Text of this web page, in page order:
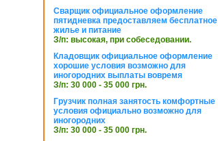
Сварщик официальное оформление
пятидневка предоставляем бесплатное
жилье и питание
З/п: высокая, при собеседовании.
Кладовщик официальное оформление
хорошие условия возможно для
иногородних выплаты вовремя
З/п: 30 000 - 35 000 грн.
Грузчик полная занятость комфортные
условия официально возможно для
иногородних
З/п: 30 000 - 35 000 грн.